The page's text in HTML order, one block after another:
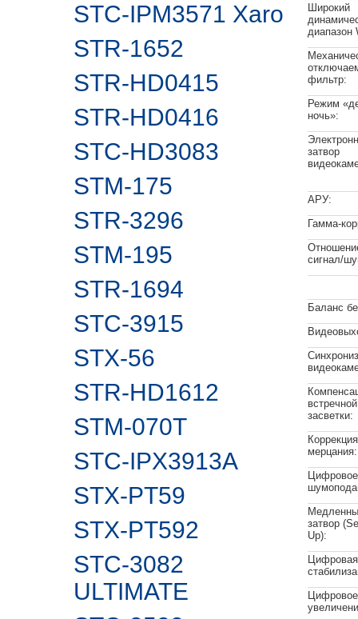
STC-IPM3571 Xaro
STR-1652
STR-HD0415
STR-HD0416
STC-HD3083
STM-175
STR-3296
STM-195
STR-1694
STC-3915
STX-56
STR-HD1612
STM-070T
STC-IPX3913A
STX-PT59
STX-PT592
STC-3082
ULTIMATE
Широкий
диапазон
фильтр:
Режим
ночь»:
затвор
АРУ:
Гамма-
сигнал/
Баланс
встречной
засветки:
Коррекция
мерцания:
Цифровое
затвор
Up):
Цифровая
Цифровое